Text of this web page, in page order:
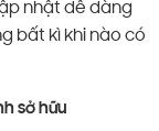
nhật dễ dàng
bất kì khi nào có
sở hữu